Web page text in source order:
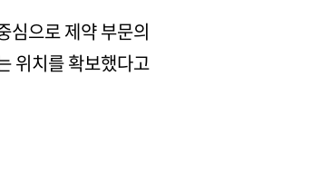
심으로 제약 부문의
위치를 확보했다고